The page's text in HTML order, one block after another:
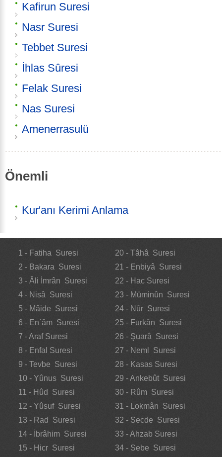
Kafirun Suresi
Nasr Suresi
Tebbet Suresi
İhlas Sûresi
Felak Suresi
Nas Suresi
Amenerrasulü
Önemli
Kur'anı Kerimi Anlama
1 - Fatiha Suresi
2 - Bakara Suresi
3 - Âli İmrân Suresi
4 - Nisâ Suresi
5 - Mâide Suresi
6 - En`âm Suresi
7 - Araf Suresi
8 - Enfal Suresi
9 - Tevbe Suresi
10 - Yûnus Suresi
11 - Hûd Suresi
12 - Yûsuf Suresi
13 - Rad Suresi
14 - İbrâhim Suresi
15 - Hicr Suresi
20 - Tâhâ Suresi
21 - Enbiyâ Suresi
22 - Hac Suresi
23 - Müminûn Suresi
24 - Nûr Suresi
25 - Furkân Suresi
26 - Şuarâ Suresi
27 - Neml Suresi
28 - Kasas Suresi
29 - Ankebût Suresi
30 - Rûm Suresi
31 - Lokmân Suresi
32 - Secde Suresi
33 - Ahzab Suresi
34 - Sebe Suresi